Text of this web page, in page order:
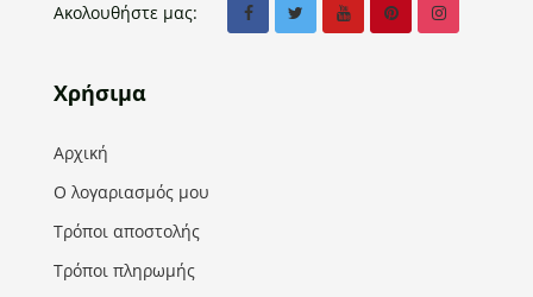
Ακολουθήστε μας:
Χρήσιμα
Αρχική
Ο λογαριασμός μου
Τρόποι αποστολής
Τρόποι πληρωμής